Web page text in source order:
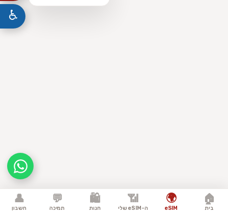
♿
🏠
בית
🌍
eSIM
📶
ה-eSIM שלי
🛍️
חנות
💬
תמיכה
👤
חשבון